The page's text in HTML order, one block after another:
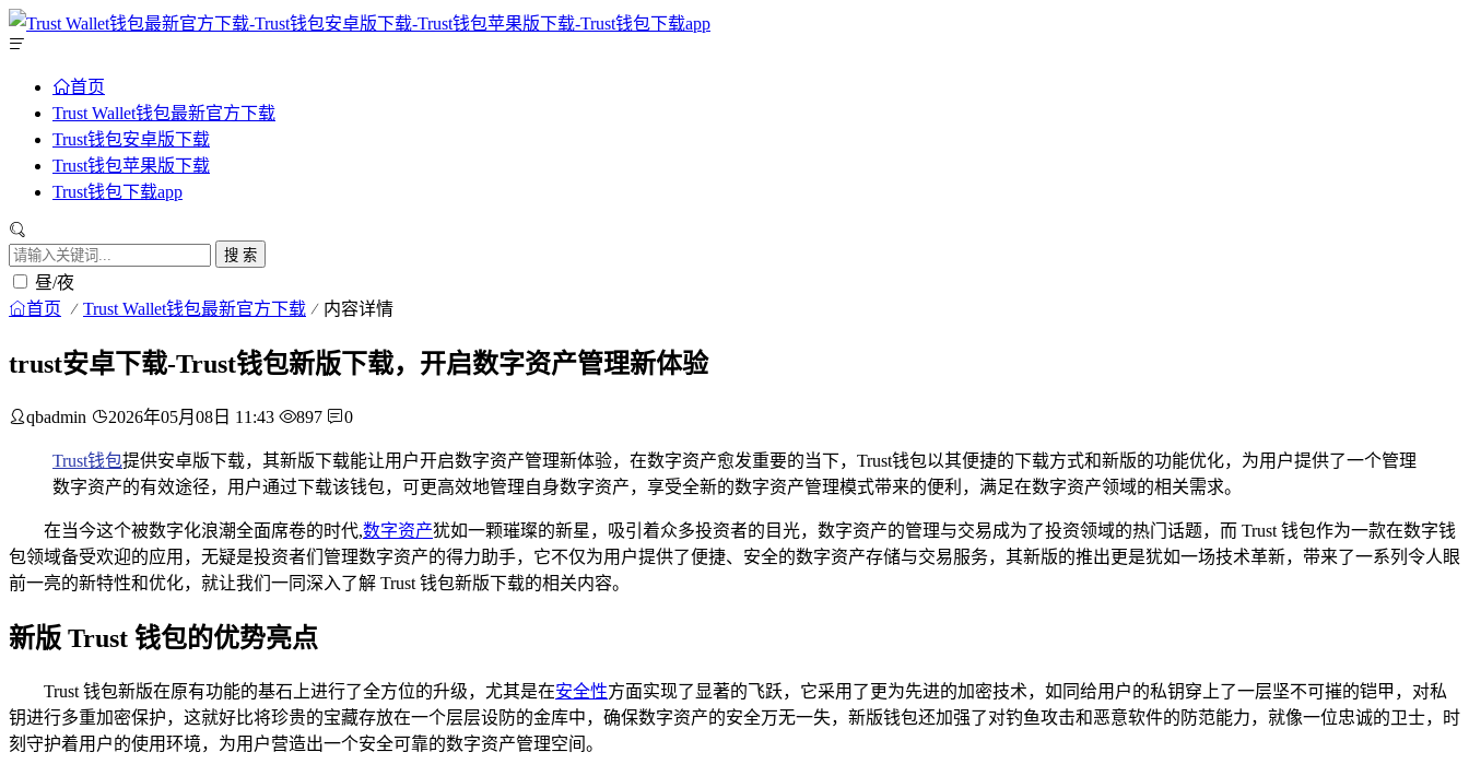
首页
Trust Wallet钱包最新官方下载
Trust钱包安卓版下载
Trust钱包苹果版下载
Trust钱包下载app
搜 索
昼/夜
首页 Trust Wallet钱包最新官方下载 内容详情
trust安卓下载-Trust钱包新版下载，开启数字资产管理新体验
qbadmin 2026年05月08日 11:43 897 0
Trust钱包提供安卓版下载，其新版下载能让用户开启数字资产管理新体验，在数字资产愈发重要的当下，Trust钱包以其便捷的下载方式和新版的功能优化，为用户提供了一个管理
数字资产的有效途径，用户通过下载该钱包，可更高效地管理自身数字资产，享受全新的数字资产管理模式带来的便利，满足在数字资产领域的相关需求。
在当今这个被数字化浪潮全面席卷的时代,数字资产犹如一颗璀璨的新星，吸引着众多投资者的目光，数字资产的管理与交易成为了投资领域的热门话题，而 Trust 钱包作为一款在数字钱
包领域备受欢迎的应用，无疑是投资者们管理数字资产的得力助手，它不仅为用户提供了便捷、安全的数字资产存储与交易服务，其新版的推出更是犹如一场技术革新，带来了一系列令人眼
前一亮的新特性和优化，就让我们一同深入了解 Trust 钱包新版下载的相关内容。
新版 Trust 钱包的优势亮点
Trust 钱包新版在原有功能的基石上进行了全方位的升级，尤其是在安全性方面实现了显著的飞跃，它采用了更为先进的加密技术，如同给用户的私钥穿上了一层坚不可摧的铠甲，对私
钥进行多重加密保护，这就好比将珍贵的宝藏存放在一个层层设防的金库中，确保数字资产的安全万无一失，新版钱包还加强了对钓鱼攻击和恶意软件的防范能力，就像一位忠诚的卫士，时
刻守护着用户的使用环境，为用户营造出一个安全可靠的数字资产管理空间。